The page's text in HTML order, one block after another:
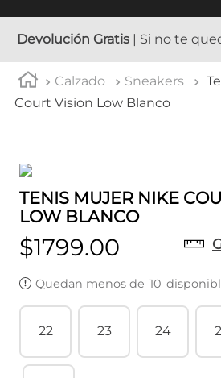
Devolución Gratis| Si no te
Calzado Sneakers
Court Vision Low Blanco
TENIS MUJER NIKE
LOW BLANCO
$1799.00
Quedan menos de 10
22 23 24
tenis hombre
5. tenis niña